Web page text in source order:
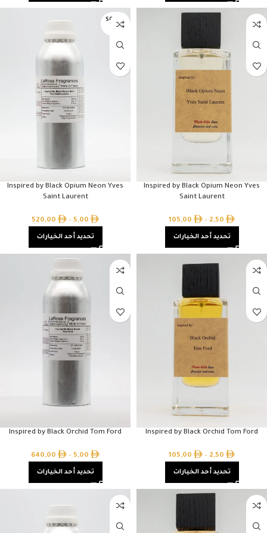
Inspired by Black Opium Neon Yves
Saint Laurent
2,50
–
105,00
تحديد أحد الخيارات
SOLD O
UT
Inspired by Black Opium Neon Yves
Saint Laurent
5,00
–
520,00
تحديد أحد الخيارات
Inspired by Black Orchid Tom Ford
2,50
–
105,00
تحديد أحد الخيارات
Inspired by Black Orchid Tom Ford
5,00
–
640,00
تحديد أحد الخيارات